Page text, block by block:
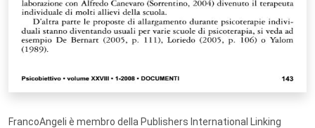
FrancoAngeli è membro della Publishers International Linking